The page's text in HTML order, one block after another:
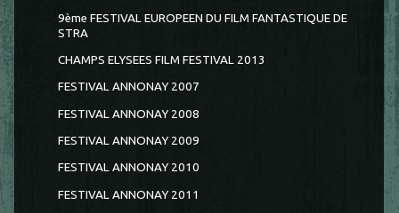
9ème FESTIVAL EUROPEEN DU FILM FANTASTIQUE DE
STRA
CHAMPS ELYSEES FILM FESTIVAL 2013
FESTIVAL ANNONAY 2007
FESTIVAL ANNONAY 2008
FESTIVAL ANNONAY 2009
FESTIVAL ANNONAY 2010
FESTIVAL ANNONAY 2011